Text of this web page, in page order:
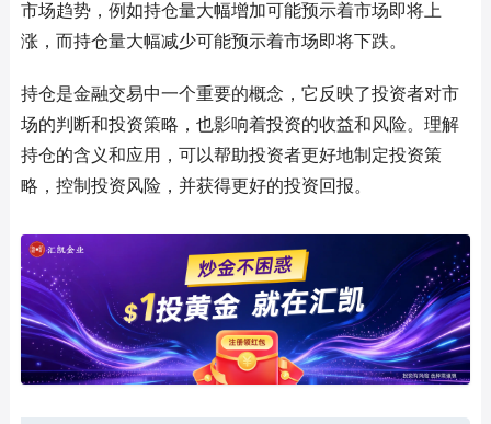
市场趋势，例如持仓量大幅增加可能预示着市场即将上
涨，而持仓量大幅减少可能预示着市场即将下跌。
持仓是金融交易中一个重要的概念，它反映了投资者对市
场的判断和投资策略，也影响着投资的收益和风险。理解
持仓的含义和应用，可以帮助投资者更好地制定投资策
略，控制投资风险，并获得更好的投资回报。